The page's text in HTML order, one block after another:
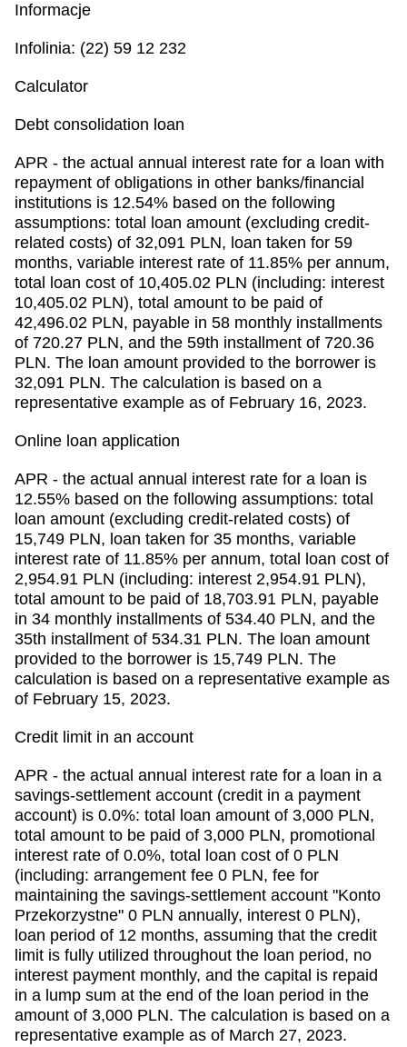
Informacje
Infolinia: (22) 59 12 232
Calculator
Debt consolidation loan
APR - the actual annual interest rate for a loan with
repayment of obligations in other banks/financial
institutions is 12.54% based on the following
assumptions: total loan amount (excluding credit-
related costs) of 32,091 PLN, loan taken for 59
months, variable interest rate of 11.85% per annum,
total loan cost of 10,405.02 PLN (including: interest
10,405.02 PLN), total amount to be paid of
42,496.02 PLN, payable in 58 monthly installments
of 720.27 PLN, and the 59th installment of 720.36
PLN. The loan amount provided to the borrower is
32,091 PLN. The calculation is based on a
representative example as of February 16, 2023.
Online loan application
APR - the actual annual interest rate for a loan is
12.55% based on the following assumptions: total
loan amount (excluding credit-related costs) of
15,749 PLN, loan taken for 35 months, variable
interest rate of 11.85% per annum, total loan cost of
2,954.91 PLN (including: interest 2,954.91 PLN),
total amount to be paid of 18,703.91 PLN, payable
in 34 monthly installments of 534.40 PLN, and the
35th installment of 534.31 PLN. The loan amount
provided to the borrower is 15,749 PLN. The
calculation is based on a representative example as
of February 15, 2023.
Credit limit in an account
APR - the actual annual interest rate for a loan in a
savings-settlement account (credit in a payment
account) is 0.0%: total loan amount of 3,000 PLN,
total amount to be paid of 3,000 PLN, promotional
interest rate of 0.0%, total loan cost of 0 PLN
(including: arrangement fee 0 PLN, fee for
maintaining the savings-settlement account "Konto
Przekorzystne" 0 PLN annually, interest 0 PLN),
loan period of 12 months, assuming that the credit
limit is fully utilized throughout the loan period, no
interest payment monthly, and the capital is repaid
in a lump sum at the end of the loan period in the
amount of 3,000 PLN. The calculation is based on a
representative example as of March 27, 2023.